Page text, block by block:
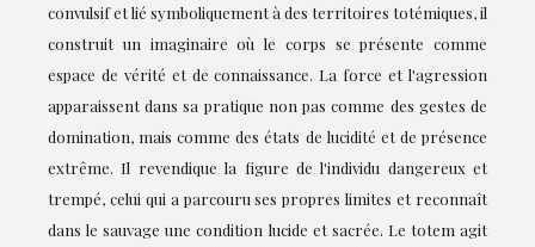
convulsif et lié symboliquement à des territoires totémiques, il
construit un imaginaire où le corps se présente comme
espace de vérité et de connaissance. La force et l'agression
apparaissent dans sa pratique non pas comme des gestes de
domination, mais comme des états de lucidité et de présence
extrême. Il revendique la figure de l'individu dangereux et
trempé, celui qui a parcouru ses propres limites et reconnaît
dans le sauvage une condition lucide et sacrée. Le totem agit